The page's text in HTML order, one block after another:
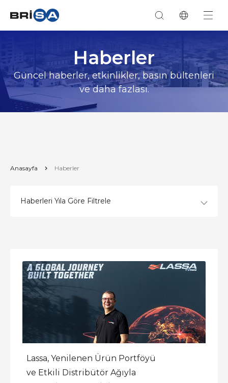
Haberler
Güncel haberler, etkinlikler, basın bültenleri
ve daha fazlası.
Anasayfa Haberler
Haberleri Yıla Göre Filtrele
Lassa, Yenilenen Ürün Portföyü
ve Etkili Distribütör Ağıyla